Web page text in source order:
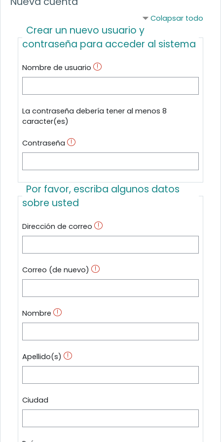
Colapsar todo
Crear un nuevo usuario y
contraseña para acceder al sistema
Nombre de usuario
La contraseña debería tener al menos 8
caracter(es)
Contraseña
Por favor, escriba algunos datos
sobre usted
Dirección de correo
Correo (de nuevo)
Nombre
Apellido(s)
Ciudad